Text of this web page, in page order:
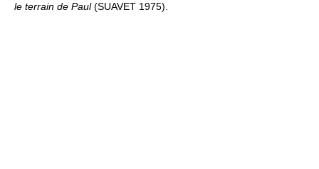
le terrain de Paul(SUAVET 1975).